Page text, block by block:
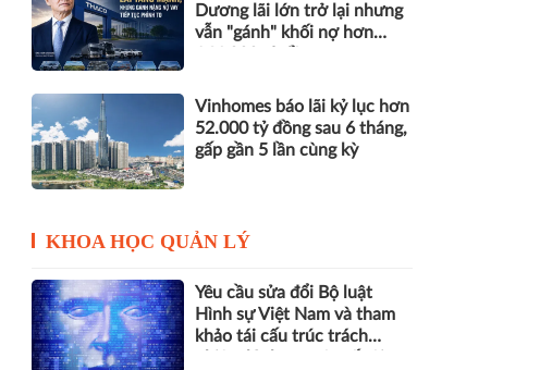
Dương lãi lớn trở lại nhưng
vẫn "gánh" khối nợ hơn
Vinhomes báo lãi kỷ lục hơn
52.000 tỷ đồng sau 6 tháng,
gấp gần 5 lần cùng kỳ
KHOA HỌC QUẢN LÝ
Yêu cầu sửa đổi Bộ luật
Hình sự Việt Nam và tham
khảo tái cấu trúc trách